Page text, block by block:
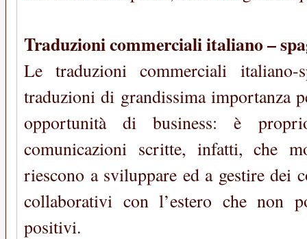
Traduzioni commerciali italiano –
Le traduzioni commerciali italiano-
traduzioni di grandissima importanza
opportunità di business: è
comunicazioni scritte, infatti, che
riescono a sviluppare ed a gestire dei
collaborativi con l’estero che non
positivi.